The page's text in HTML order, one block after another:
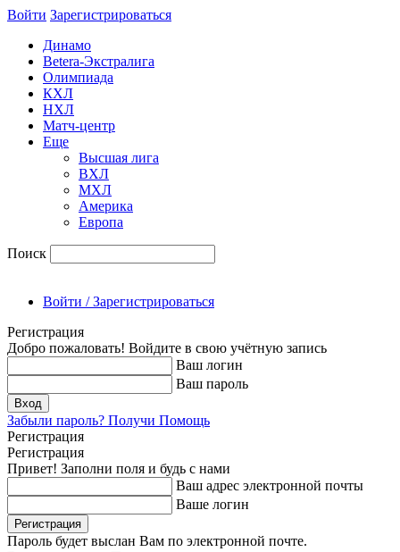
Войти Зарегиcтрироваться
Динамо
Betera-Экстралига
Олимпиада
КХЛ
НХЛ
Матч-центр
Еще
Высшая лига
ВХЛ
МХЛ
Америка
Европа
Поиск
Войти / Зарегистрироваться
Регистрация
Добро пожаловать! Войдите в свою учётную запись
Ваш логин
Ваш пароль
Забыли пароль? Получи Помощь
Регистрация
Регистрация
Привет! Заполни поля и будь с нами
Ваш адрес электронной почты
Ваше логин
Пароль будет выслан Вам по электронной почте.